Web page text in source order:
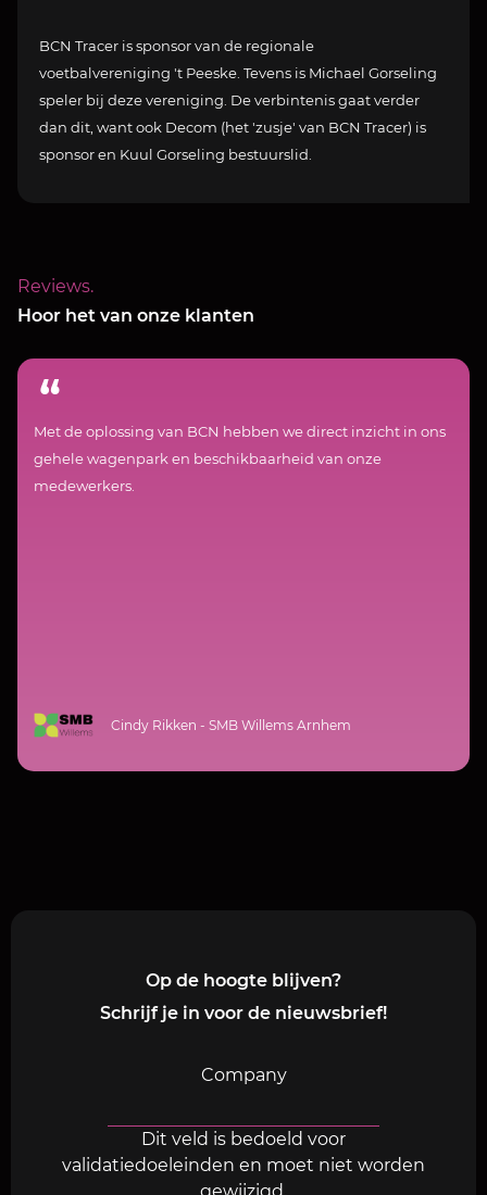
BCN Tracer is sponsor van de regionale
voetbalvereniging 't Peeske. Tevens is Michael Gorseling
speler bij deze vereniging. De verbintenis gaat verder
dan dit, want ook Decom (het 'zusje' van BCN Tracer) is
sponsor en Kuul Gorseling bestuurslid.
Reviews.
Hoor het van onze klanten
Met de oplossing van BCN hebben we direct inzicht in ons
gehele wagenpark en beschikbaarheid van onze
medewerkers.
Cindy Rikken - SMB Willems Arnhem
Op de hoogte blijven?
Schrijf je in voor de nieuwsbrief!
Company
Dit veld is bedoeld voor
validatiedoeleinden en moet niet worden